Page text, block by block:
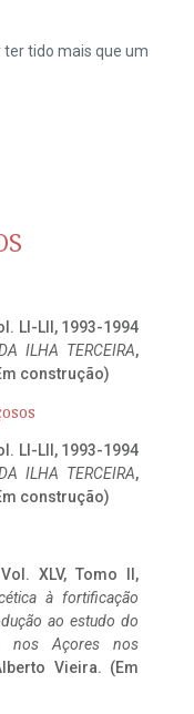
tido mais que um
LI-LII, 1993-1994
ILHA TERCEIRA,
construção)
LI-LII, 1993-1994
ILHA TERCEIRA,
construção)
XLV, Tomo II,
à fortificação
ao estudo do
nos Açores nos
Vieira. (Em